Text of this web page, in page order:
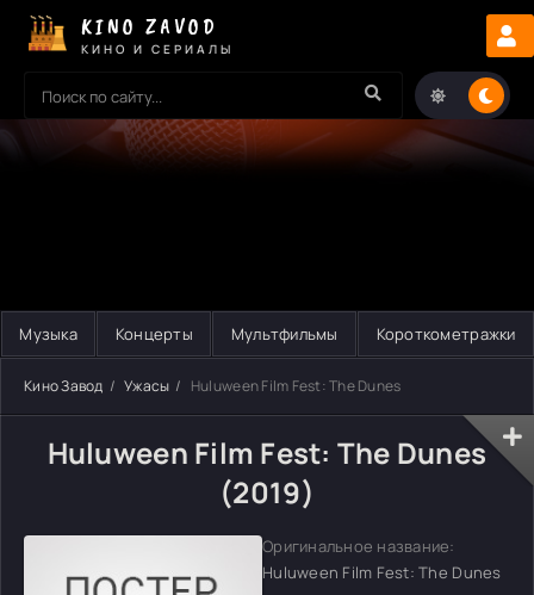
KINO ZAVOD
КИНО И СЕРИАЛЫ
Музыка Концерты Мультфильмы Короткометражки
Кино Завод Ужасы Huluween Film Fest: The Dunes
Huluween Film Fest: The Dunes
(2019)
Оригинальное название:
Huluween Film Fest: The Dunes